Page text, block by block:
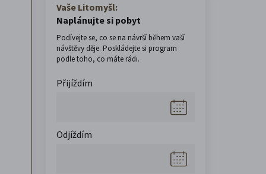
Vaše Litomyšl:
Naplánujte si pobyt
Podívejte se, co se na návrší během vaší
návštěvy děje. Poskládejte si program
podle toho, co máte rádi.
Přijíždím
Odjíždím